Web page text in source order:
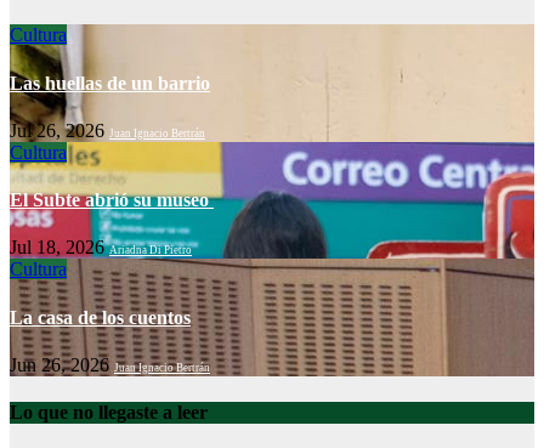
Cultura
Las huellas de un barrio
Jul 26, 2026 Juan Ignacio Bertrán
Cultura
El Subte abrió su museo
Jul 18, 2026Ariadna Di Pietro
Cultura
La casa de los cuentos
Jun 26, 2026 Juan Ignacio Bertrán
Lo que no llegaste a leer